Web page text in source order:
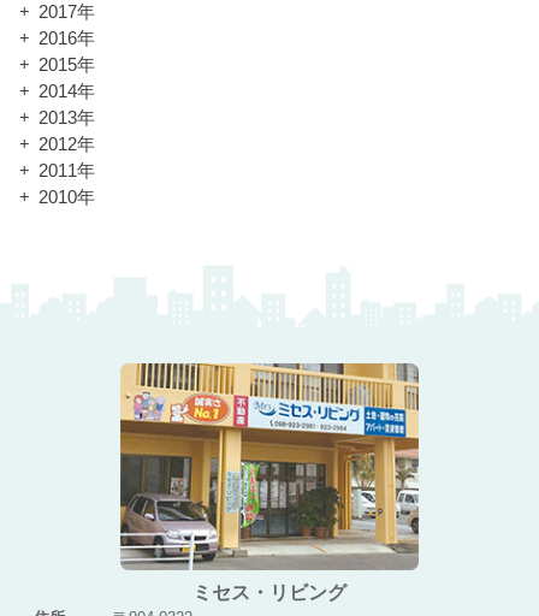
2017年
2016年
2015年
2014年
2013年
2012年
2011年
2010年
ミセス・リビング